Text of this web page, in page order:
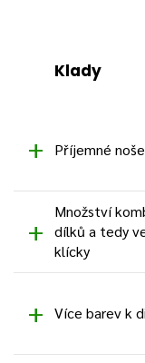
Klady
Příjemné
Množství
dílků a tedy
klícky
Více barev k